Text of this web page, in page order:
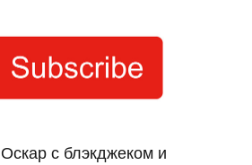
с блэкджеком и